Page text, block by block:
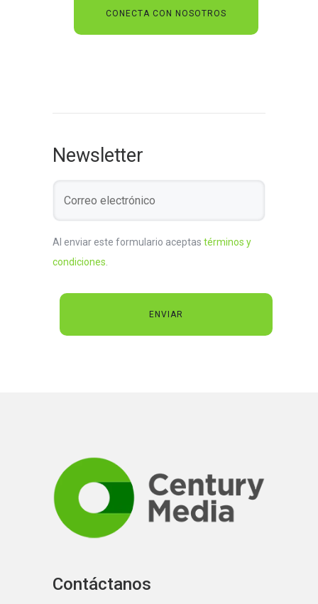
Newsletter
Al enviar este formulario aceptas términos y
condiciones
Contáctanos